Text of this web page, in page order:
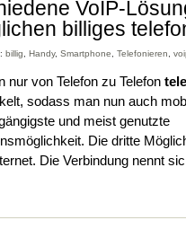
VoIP-
billiges
billig Handy, Smartphone Telefonieren
nur von Telefon zu Telefon
sodass man nun auch
und meist genutzte
Die dritte
Die Verbindung nennt